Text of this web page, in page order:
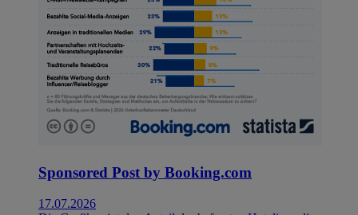
Sponsored Post by Booking.com
17.07.2026